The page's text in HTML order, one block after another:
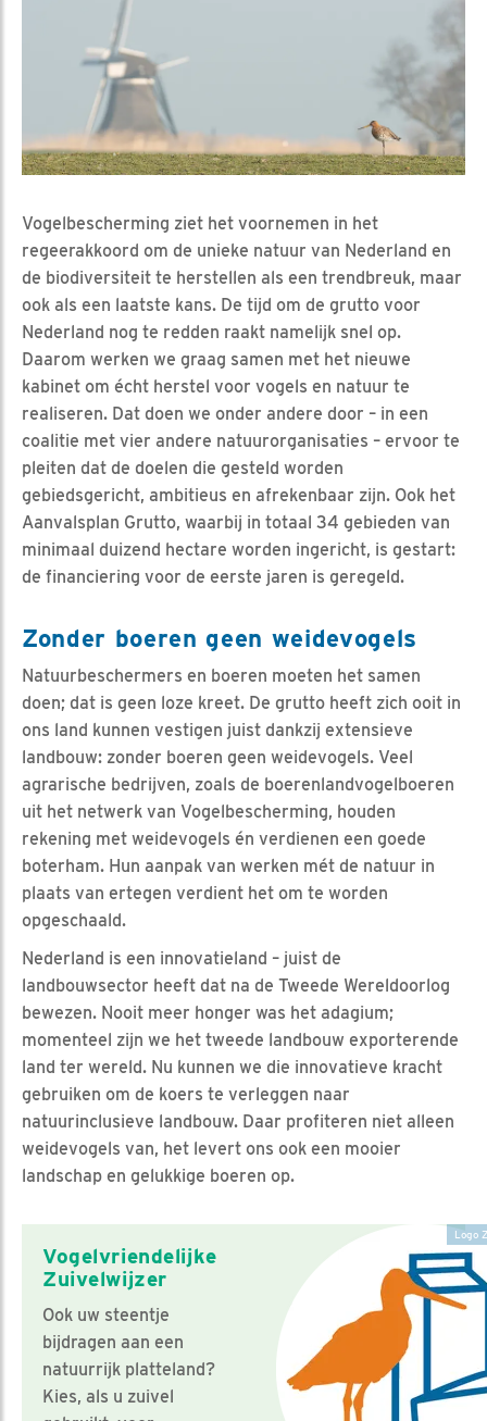
Vogelbescherming ziet het voornemen in het
regeerakkoord om de unieke natuur van Nederland en
de biodiversiteit te herstellen als een trendbreuk, maar
ook als een laatste kans. De tijd om de grutto voor
Nederland nog te redden raakt namelijk snel op.
Daarom werken we graag samen met het nieuwe
kabinet om écht herstel voor vogels en natuur te
realiseren. Dat doen we onder andere door – in een
coalitie met vier andere natuurorganisaties – ervoor te
pleiten dat de doelen die gesteld worden
gebiedsgericht, ambitieus en afrekenbaar zijn. Ook het
Aanvalsplan Grutto, waarbij in totaal 34 gebieden van
minimaal duizend hectare worden ingericht, is gestart:
de financiering voor de eerste jaren is geregeld.
Zonder boeren geen weidevogels
Natuurbeschermers en boeren moeten het samen
doen; dat is geen loze kreet. De grutto heeft zich ooit in
ons land kunnen vestigen juist dankzij extensieve
landbouw: zonder boeren geen weidevogels. Veel
agrarische bedrijven, zoals de boerenlandvogelboeren
uit het netwerk van Vogelbescherming, houden
rekening met weidevogels én verdienen een goede
boterham. Hun aanpak van werken mét de natuur in
plaats van ertegen verdient het om te worden
opgeschaald.
Nederland is een innovatieland – juist de
landbouwsector heeft dat na de Tweede Wereldoorlog
bewezen. Nooit meer honger was het adagium;
momenteel zijn we het tweede landbouw exporterende
land ter wereld. Nu kunnen we die innovatieve kracht
gebruiken om de koers te verleggen naar
natuurinclusieve landbouw. Daar profiteren niet alleen
weidevogels van, het levert ons ook een mooier
landschap en gelukkige boeren op.
Logo
Vogelvriendelijke
Zuivelwijzer
Ook uw steentje
bijdragen aan een
natuurrijk platteland?
Kies, als u zuivel